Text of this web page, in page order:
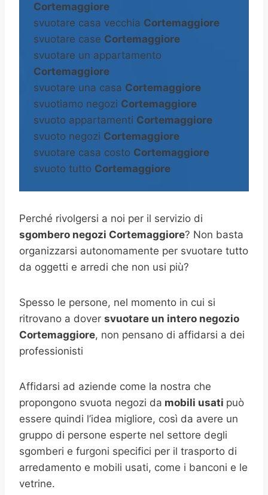
Cortemaggiore
svuotare casa vecchia Cortemaggiore
svuotare case Cortemaggiore
svuotare un appartamento
Cortemaggiore
svuotare una casa Cortemaggiore
svuotiamo negozi Cortemaggiore
svuoto appartamenti Cortemaggiore
svuoto negozi Cortemaggiore
svuotare casa costo Cortemaggiore
svuoto tutto Cortemaggiore
Perché rivolgersi a noi per il servizio di
sgombero negozi Cortemaggiore? Non basta
organizzarsi autonomamente per svuotare tutto
da oggetti e arredi che non usi più?
Spesso le persone, nel momento in cui si
ritrovano a dover svuotare un intero negozio
Cortemaggiore, non pensano di affidarsi a dei
professionisti
Affidarsi ad aziende come la nostra che
propongono svuota negozi da mobili usati può
essere quindi l’idea migliore, così da avere un
gruppo di persone esperte nel settore degli
sgomberi e furgoni specifici per il trasporto di
arredamento e mobili usati, come i banconi e le
vetrine.